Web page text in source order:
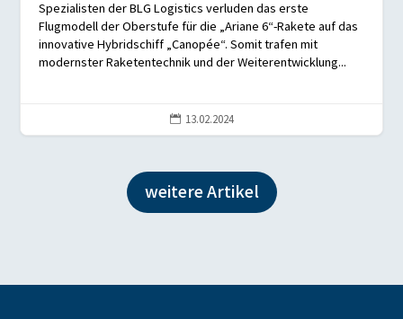
Spezialisten der BLG Logistics verluden das erste
Flugmodell der Oberstufe für die „Ariane 6“-Rakete auf das
innovative Hybridschiff „Canopée“. Somit trafen mit
modernster Raketentechnik und der Weiterentwicklung...
 13.02.2024
weitere Artikel